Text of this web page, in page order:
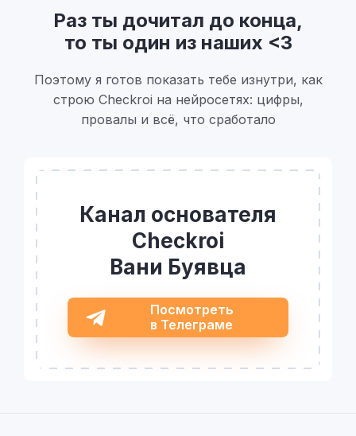
Раз ты дочитал до конца,
то ты один из наших <3
Поэтому я готов показать тебе изнутри, как
строю Checkroi на нейросетях: цифры,
провалы и всё, что сработало
Канал основателя
Checkroi
Вани Буявца
Посмотреть
в Телеграме